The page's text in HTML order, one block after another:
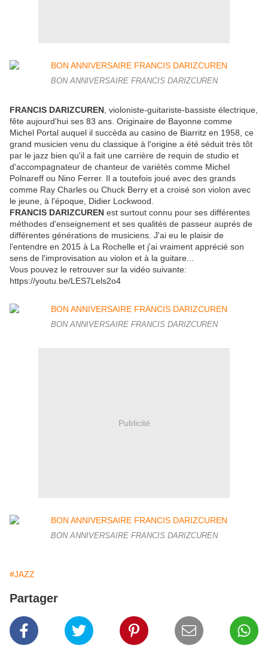
BON ANNIVERSAIRE FRANCIS DARIZCUREN
FRANCIS DARIZCUREN , violoniste-guitariste-bassiste électrique,
fête aujourd'hui ses 83 ans. Originaire de Bayonne comme
Michel Portal auquel il succèda au casino de Biarritz en 1958, ce
grand musicien venu du classique à l'origine a été séduit très tôt
par le jazz bien qu'il a fait une carrière de requin de studio et
d'accompagnateur de chanteur de variétés comme Michel
Polnareff ou Nino Ferrer. Il a toutefois joué avec des grands
comme Ray Charles ou Chuck Berry et a croisé son violon avec
le jeune, à l'époque, Didier Lockwood.
FRANCIS DARIZCUREN est surtout connu pour ses différentes
méthodes d'enseignement et ses qualités de passeur auprés de
différentes générations de musiciens. J'ai eu le plaisir de
l'entendre en 2015 à La Rochelle et j'ai vraiment apprécié son
sens de l'improvisation au violon et à la guitare...
Vous pouvez le retrouver sur la vidéo suivante:
https://youtu.be/LES7Lels2o4
BON ANNIVERSAIRE FRANCIS DARIZCUREN
Publicité
BON ANNIVERSAIRE FRANCIS DARIZCUREN
#JAZZ
Partager